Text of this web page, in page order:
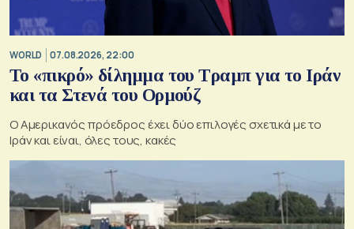
WORLD 07.08.2026, 22:00
Το «πικρό» δίλημμα του Τραμπ για το Ιράν
και τα Στενά του Ορμούζ
Ο Αμερικανός πρόεδρος έχει δύο επιλογές σχετικά με το
Ιράν και είναι, όλες τους, κακές